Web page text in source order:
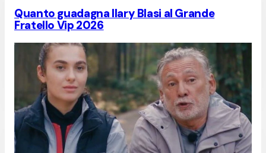
Quanto guadagna Ilary Blasi al Grande
Fratello Vip 2026